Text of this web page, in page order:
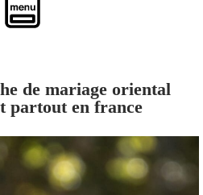
de mariage oriental
partout en france